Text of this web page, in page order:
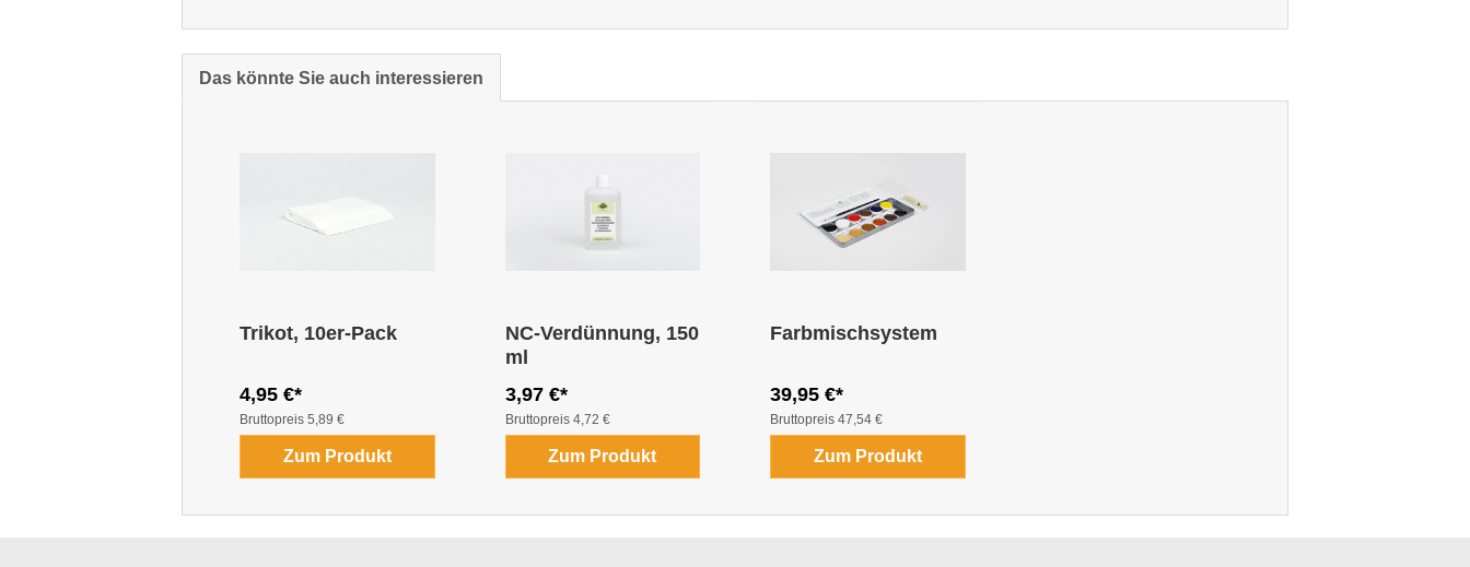
Das könnte Sie auch interessieren
Trikot, 10er-Pack
4,95 €*
Bruttopreis 5,89 €
Zum Produkt
NC-Verdünnung, 150
ml
3,97 €*
Bruttopreis 4,72 €
Zum Produkt
Farbmischsystem
39,95 €*
Bruttopreis 47,54 €
Zum Produkt